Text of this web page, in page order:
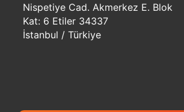
Nispetiye Cad. Akmerkez E. Blok
Kat: 6 Etiler 34337
İstanbul / Türkiye